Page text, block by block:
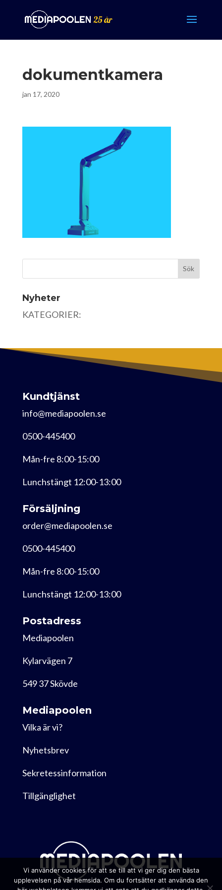
dokumentkamera
jan 17, 2020
Nyheter
KATEGORIER:
Kundtjänst
info@mediapoolen.se
0500-445400
Mån-fre 8:00-15:00
Lunchstängt 12:00-13:00
Försäljning
order@mediapoolen.se
0500-445400
Mån-fre 8:00-15:00
Lunchstängt 12:00-13:00
Postadress
Mediapoolen
Kylarvägen 7
549 37 Skövde
Mediapoolen
Vilka är vi?
Nyhetsbrev
Sekretessinformation
Tillgänglighet
Vi använder cookies för att se till att vi ger dig den bästa
upplevelsen på vår hemsida. Om du fortsätter att använda den